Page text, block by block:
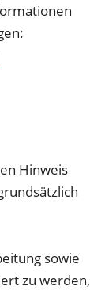
Hinweis
sowie
zu werden,